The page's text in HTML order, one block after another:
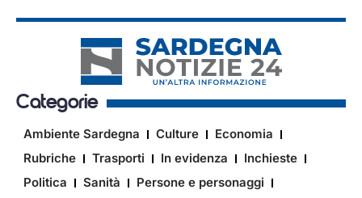
Categorie
Ambiente Sardegna Culture
Economia
Rubriche
Trasporti In evidenza
Inchieste
Politica
Sanità
Persone e personaggi